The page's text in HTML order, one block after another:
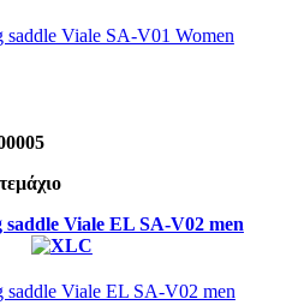
Viale EL SA-V02 men